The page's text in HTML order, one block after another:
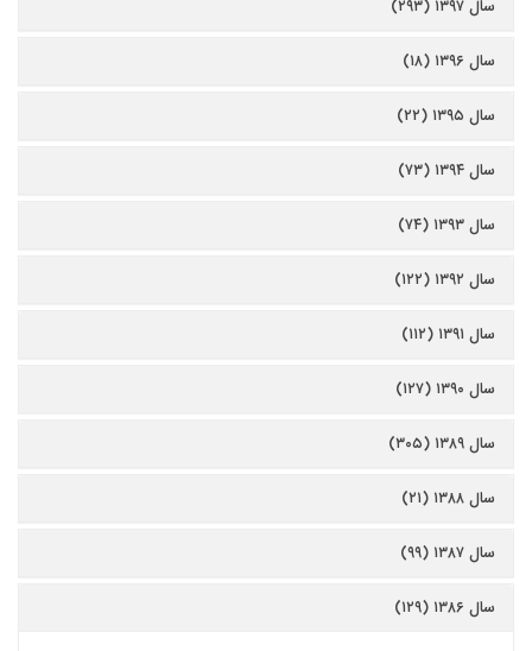
سال ۱۳۹۷ (۲۹۳)
سال ۱۳۹۶ (۱۸)
سال ۱۳۹۵ (۲۲)
سال ۱۳۹۴ (۷۳)
سال ۱۳۹۳ (۷۴)
سال ۱۳۹۲ (۱۲۲)
سال ۱۳۹۱ (۱۱۲)
سال ۱۳۹۰ (۱۲۷)
سال ۱۳۸۹ (۳۰۵)
سال ۱۳۸۸ (۲۱)
سال ۱۳۸۷ (۹۹)
سال ۱۳۸۶ (۱۲۹)